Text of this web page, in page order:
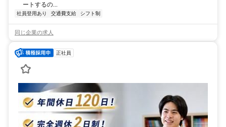
ートするの...
社員登用あり 交通費支給 シフト制
同じ企業の求人
正社員